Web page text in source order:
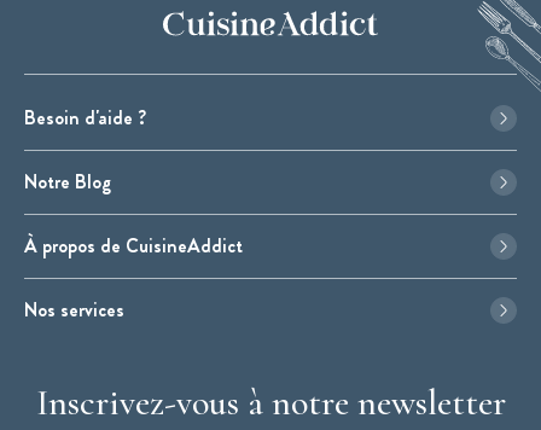
Besoin d'aide ?
Notre Blog
À propos de CuisineAddict
Nos services
Inscrivez-vous à notre newsletter